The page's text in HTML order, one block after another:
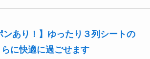
ンあり！】ゆったり３列シートの
に快適に過ごせます